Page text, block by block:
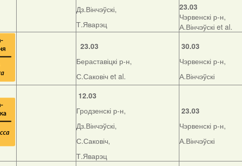
Дз.Вінчэўскі,
Т.Яварэц
23.03
Чэрвенскі р-н,
А.Вінчэўскі et al.
23.03
Бераставіцкі р-н,
С.Саковіч et al.
30.03
Чэрвенскі р-н,
А.Вінчэўскі
12.03
Гродзенскі р-н,
Дз.Вінчэўскі,
С.Саковіч,
Т.Яварэц
23.03
Чэрвенскі р-н,
А.Вінчэўскі